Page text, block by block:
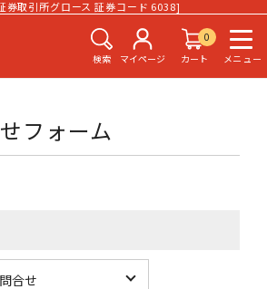
券取引所グロース 証券コード 6038]
検索 マイページ
0
カート
メニュー
フォーム